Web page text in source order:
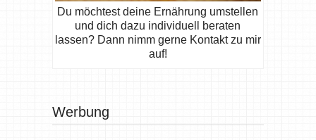
Du möchtest deine Ernährung umstellen
und dich dazu individuell beraten
lassen? Dann nimm gerne Kontakt zu mir
auf!
Werbung